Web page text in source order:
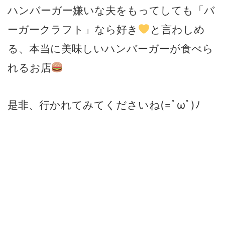
ハンバーガー嫌いな夫をもってしても「バ
ーガークラフト」なら好き
と言わしめ
る、本当に美味しいハンバーガーが食べら
れるお店
是非、行かれてみてくださいね(=ﾟωﾟ)ﾉ